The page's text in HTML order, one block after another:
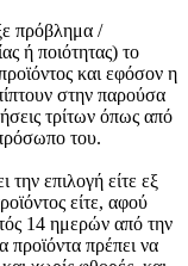
πρόβλημα /
ή ποιότητας) το
και εφόσον η
στην παρούσα
τρίτων όπως από
του.
την επιλογή είτε εξ
είτε, αφού
14 ημερών από την
πρέπει να